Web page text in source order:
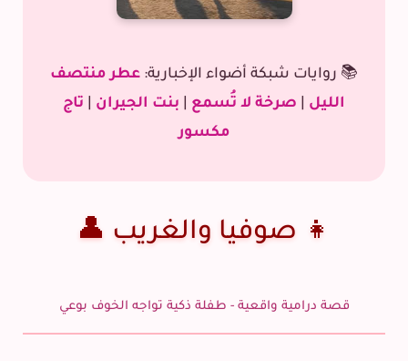
📚 روايات شبكة أضواء الإخبارية: عطر منتصف
الليل
صرخة لا تُسمع بنت الجيران
تاج
مكسور
👧 صوفيا والغريب 👤
قصة درامية واقعية - طفلة ذكية تواجه الخوف بوعي